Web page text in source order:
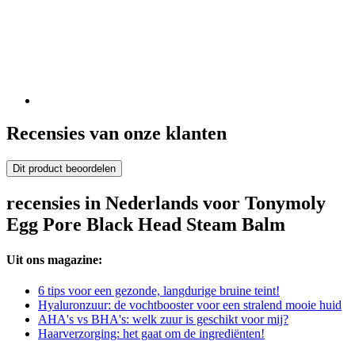
Recensies van onze klanten
Dit product beoordelen
recensies in Nederlands voor Tonymoly
Egg Pore Black Head Steam Balm
Uit ons magazine:
6 tips voor een gezonde, langdurige bruine teint!
Hyaluronzuur: de vochtbooster voor een stralend mooie huid
AHA's vs BHA's: welk zuur is geschikt voor mij?
Haarverzorging: het gaat om de ingrediënten!